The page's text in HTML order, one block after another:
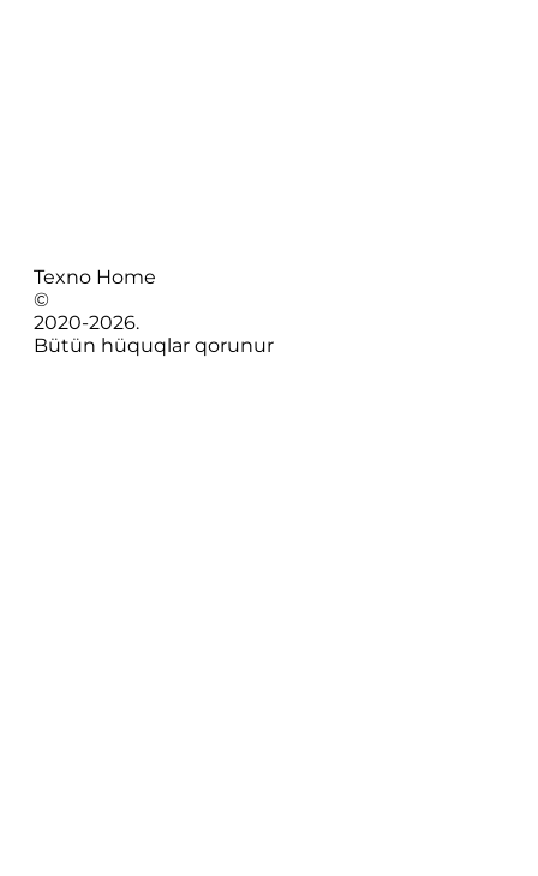
Texno Home
©
2020-2026.
Bütün hüquqlar qorunur